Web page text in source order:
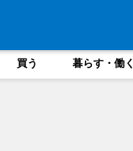
買う 暮らす・働く